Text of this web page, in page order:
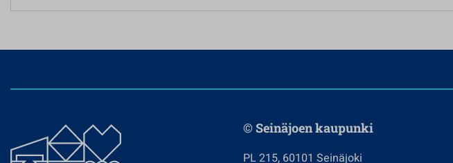
© Seinäjoen kaupunki
PL 215, 60101 Seinäjoki